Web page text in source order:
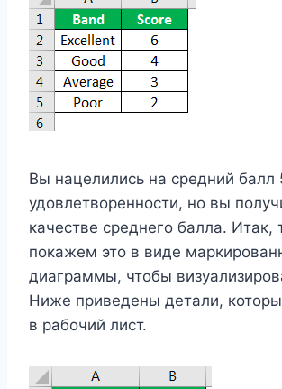
Вы нацелились на средний балл
удовлетворенности, но вы
качестве среднего балла. Итак,
покажем это в виде
диаграммы, чтобы
Ниже приведены детали,
в рабочий лист.